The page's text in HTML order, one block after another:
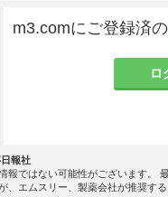
m3.comにご登録済
ロ
報社
ではない可能性がございます。
エムスリー、製薬会社が推奨する